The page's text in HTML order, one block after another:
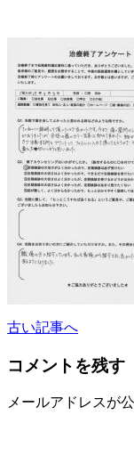
古い記事へ
コメントを残す
メールアドレスが